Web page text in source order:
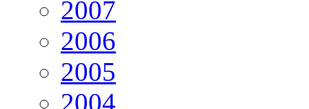
2007
2006
2005
2004